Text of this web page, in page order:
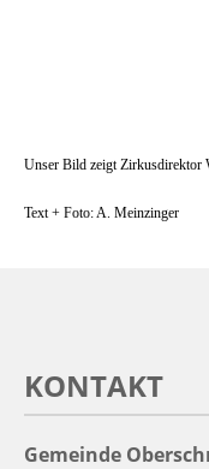
Unser Bild zeigt Zirkusdirektor
Text + Foto: A. Meinzinger
KONTAKT
Gemeinde